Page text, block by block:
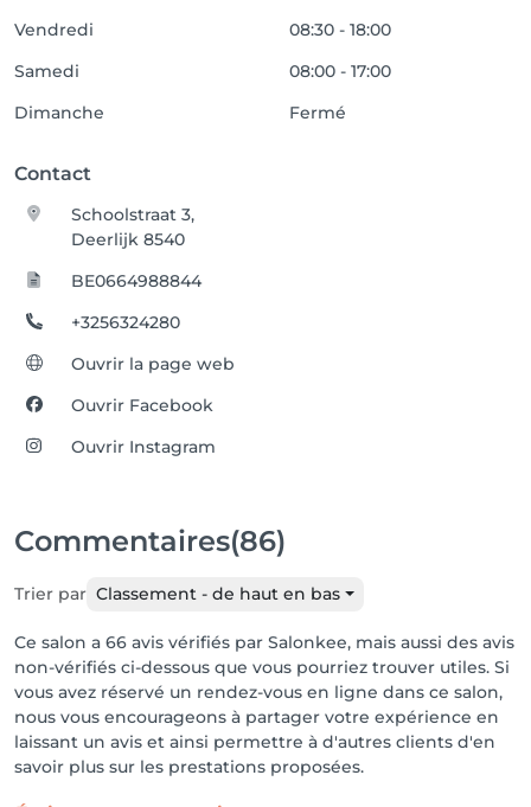
Vendredi
08:30 - 18:00
Samedi
08:00 - 17:00
Dimanche
Fermé
Contact
Schoolstraat 3,
Deerlijk 8540
BE0664988844
+3256324280
Ouvrir la page web
Ouvrir Facebook
Ouvrir Instagram
Commentaires(86)
Trier par Classement - de haut en bas
Ce salon a 66 avis vérifiés par Salonkee, mais aussi des avis
non-vérifiés ci-dessous que vous pourriez trouver utiles. Si
vous avez réservé un rendez-vous en ligne dans ce salon,
nous vous encourageons à partager votre expérience en
laissant un avis et ainsi permettre à d'autres clients d'en
savoir plus sur les prestations proposées.